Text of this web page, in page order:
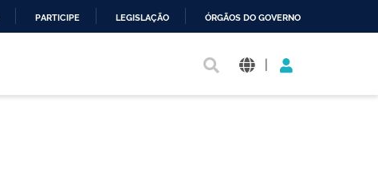
PARTICIPE LEGISLAÇÃO ÓRGÃOS DO GOVERNO
|